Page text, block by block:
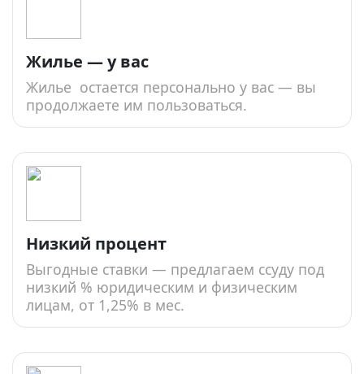
Жилье — у вас
Жилье остается персонально у вас — вы
продолжаете им пользоваться.
Низкий процент
Выгодные ставки — предлагаем ссуду под
низкий % юридическим и физическим
лицам, от 1,25% в мес.